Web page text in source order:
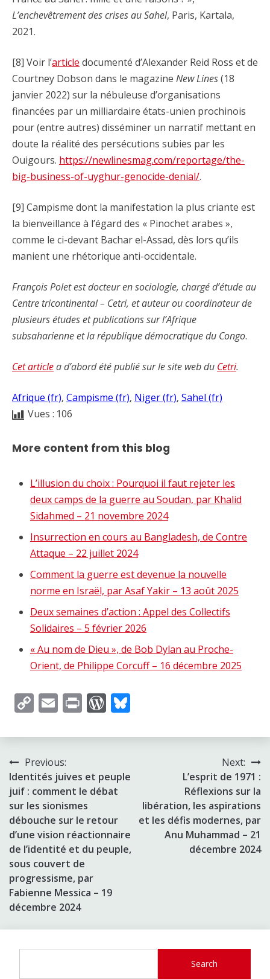
L’enchevêtrement des crises au Sahel, Paris, Kartala,
2021.
[8] Voir l’article documenté d’Alexander Reid Ross et de
Courtney Dobson dans le magazine New Lines(18
janvier 2022) sur la nébuleuse d’organisations
financées par un milliardaire états-unien prochinois
pour (entre autres) disséminer un narratif mettant en
doute la réalité des persécutions subies par les
Ouigours. https://newlinesmag.com/reportage/the-
big-business-of-uyghur-genocide-denial/.
[9] Campisme dont la manifestation la plus criante est
la bienveillance à l’égard des « Pinochet arabes »,
comme le ci-devant Bachar el-Assad, dès lors qu’ils
manient une rhétorique anti-occidentale.
François Polet est docteur en sociologie, chargé d’étude au
Centre tricontinental – Cetri, et auteur ou coordinateur de
plusieurs études et publications sur l’Afrique
subsaharienne et la république démocratique du Congo.
Cet articlea d’abord été publié sur le site web du Cetri.
Afrique (fr), Campisme (fr), Niger (fr), Sahel (fr)
Vues : 106
More content from this blog
L’illusion du choix : Pourquoi il faut rejeter les
deux camps de la guerre au Soudan, par Khalid
Sidahmed – 21 novembre 2024
Insurrection en cours au Bangladesh, de Contre
Attaque – 22 juillet 2024
Comment la guerre est devenue la nouvelle
norme en Israël, par Asaf Yakir – 13 août 2025
Deux semaines d’action : Appel des Collectifs
Solidaires – 5 février 2026
« Au nom de Dieu », de Bob Dylan au Proche-
Orient, de Philippe Corcuff – 16 décembre 2025
CopyEmailPrintWordPress
Post
navigation
Previous:
Identités juives et peuple
juif : comment le débat
sur les sionismes
débouche sur le retour
d’une vision réactionnaire
de l’identité et du peuple,
sous couvert de
progressisme, par
Fabienne Messica – 19
décembre 2024
Next:
L’esprit de 1971 :
Réflexions sur la
libération, les aspirations
et les défis modernes, par
Anu Muhammad – 21
décembre 2024
Search